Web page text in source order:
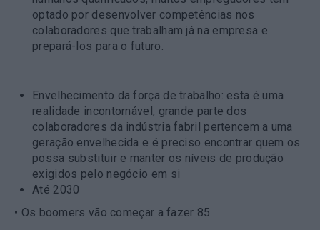
optado por desenvolver competências nos
colaboradores que trabalham já na empresa e
prepará-los para o futuro.
Envelhecimento da força de trabalho: esta é uma
realidade incontornável, grande parte dos
colaboradores da indústria fabril pertencem a uma
geração envelhecida e é preciso encontrar quem os
possa substituir e manter os níveis de produção
exigidos pelo negócio em si
Até 2030
• Os boomers vão começar a fazer 85